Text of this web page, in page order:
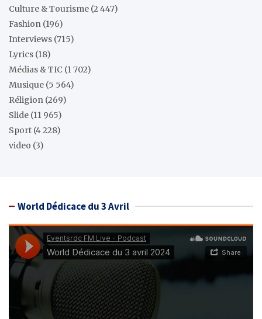
Culture & Tourisme (2 447)
Fashion (196)
Interviews (715)
Lyrics (18)
Médias & TIC (1 702)
Musique (5 564)
Réligion (269)
Slide (11 965)
Sport (4 228)
video (3)
World Dédicace du 3 Avril